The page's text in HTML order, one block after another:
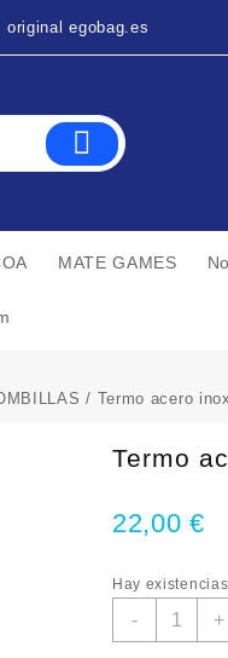
egobag.es
MATE GAMES
/ Termo acero
Termo
22,00€
Hay existencias
- +